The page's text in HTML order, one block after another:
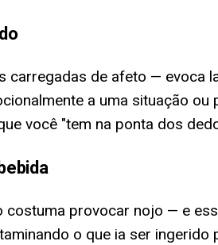
carregadas de afeto — evoca
a uma situação
você "tem na ponta dos
provocar nojo — e
o que ia ser